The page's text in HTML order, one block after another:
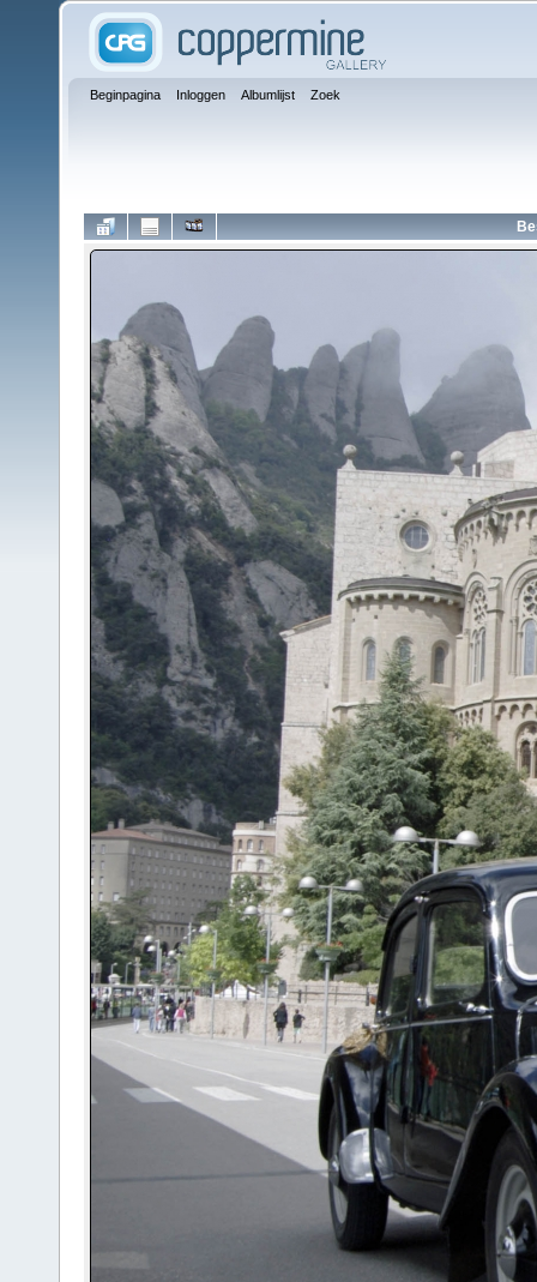
Beginpagina Inloggen Albumlijst Zoek